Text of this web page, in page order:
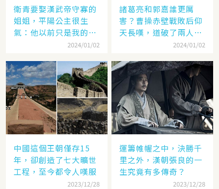
衛青要娶漢武帝守寡的
姐姐，平陽公主很生
氣：他以前只是我的奴
2024/01/02
諸葛亮和郭嘉誰更厲
害？曹操赤壁戰敗后仰
天長嘆，道破了兩人高
2024/01/02
中國這個王朝僅存15
年，卻創造了七大曠世
工程，至今都令人嘆服
2023/12/28
運籌帷幄之中，決勝千
里之外，漢朝張良的一
生究竟有多傳奇？
2023/12/28